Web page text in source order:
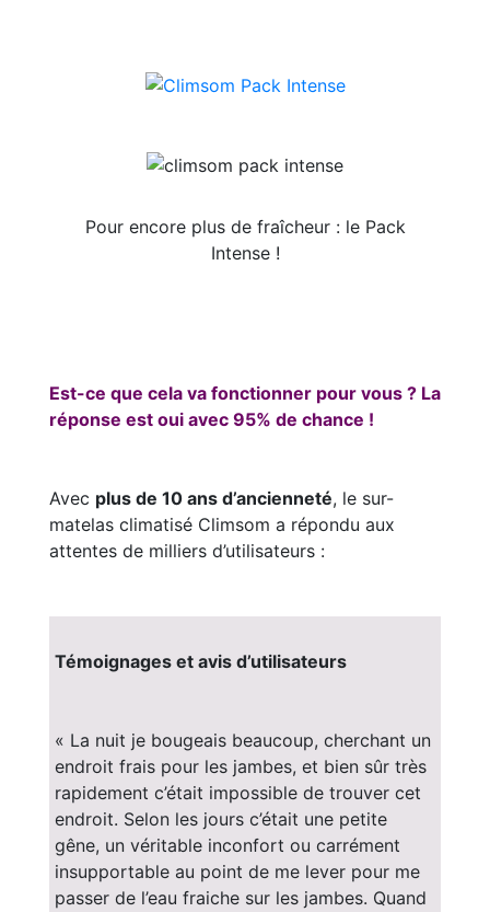
Pour encore plus de fraîcheur : le Pack
Intense !
Est-ce que cela va fonctionner pour vous ? La
réponse est oui avec 95% de chance !
Avec plus de 10 ans d’ancienneté, le sur-
matelas climatisé Climsom a répondu aux
attentes de milliers d’utilisateurs :
Témoignages et avis d’utilisateurs
« La nuit je bougeais beaucoup, cherchant un
endroit frais pour les jambes, et bien sûr très
rapidement c’était impossible de trouver cet
endroit. Selon les jours c’était une petite
gêne, un véritable inconfort ou carrément
insupportable au point de me lever pour me
passer de l’eau fraiche sur les jambes. Quand